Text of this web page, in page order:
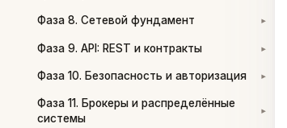
Фаза 8. Сетевой фундамент ▾
Фаза 9. API: REST и контракты ▾
Фаза 10. Безопасность и авторизация ▾
Фаза 11. Брокеры и распределённые
системы
▾